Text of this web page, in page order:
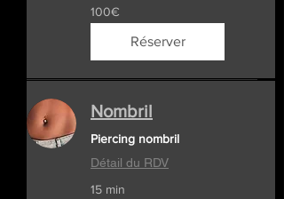
100€
100€
Réserver
Nombril
Piercing nombril
Détail du RDV
15 min